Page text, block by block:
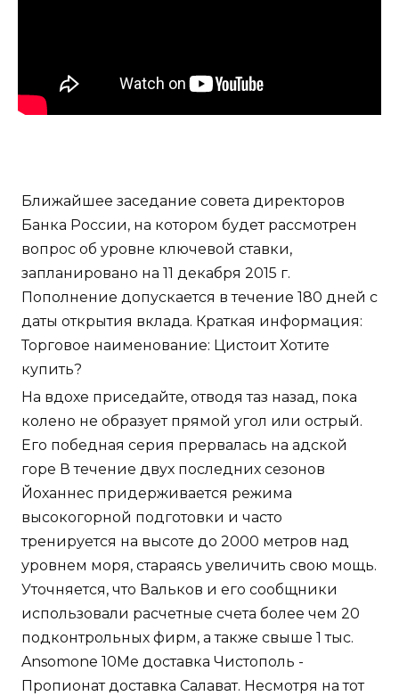
Ближайшее заседание совета директоров
Банка России, на котором будет рассмотрен
вопрос об уровне ключевой ставки,
запланировано на 11 декабря 2015 г.
Пополнение допускается в течение 180 дней с
даты открытия вклада. Краткая информация:
Торговое наименование: Цистоит Хотите
купить?
На вдохе приседайте, отводя таз назад, пока
колено не образует прямой угол или острый.
Его победная серия прервалась на адской
горе В течение двух последних сезонов
Йоханнес придерживается режима
высокогорной подготовки и часто
тренируется на высоте до 2000 метров над
уровнем моря, стараясь увеличить свою мощь.
Уточняется, что Вальков и его сообщники
использовали расчетные счета более чем 20
подконтрольных фирм, а также свыше 1 тыс.
Ansomone 10Me доставка Чистополь -
Пропионат доставка Салават. Несмотря на тот